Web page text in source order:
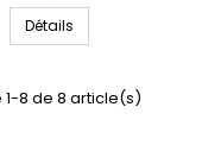
Détails
8 de 8 article(s)